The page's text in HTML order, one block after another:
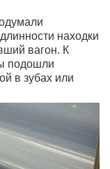
находки
вагон. К
подошли
в зубах или